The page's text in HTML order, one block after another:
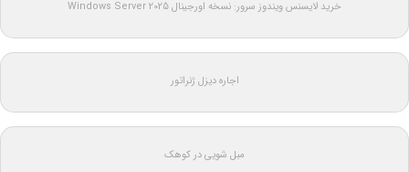
خرید لایسنس ویندوز سرور: نسخه اورجینال Windows Server 2025
اجاره دیزل ژنراتور
مبل شویی در کوهک